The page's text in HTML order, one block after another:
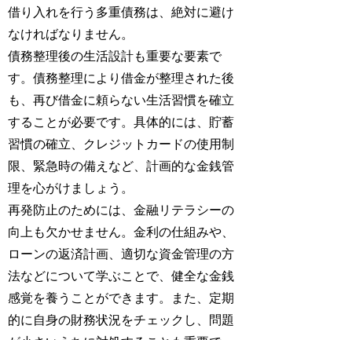
借り入れを行う多重債務は、絶対に避け
なければなりません。
債務整理後の生活設計も重要な要素で
す。債務整理により借金が整理された後
も、再び借金に頼らない生活習慣を確立
することが必要です。具体的には、貯蓄
習慣の確立、クレジットカードの使用制
限、緊急時の備えなど、計画的な金銭管
理を心がけましょう。
再発防止のためには、金融リテラシーの
向上も欠かせません。金利の仕組みや、
ローンの返済計画、適切な資金管理の方
法などについて学ぶことで、健全な金銭
感覚を養うことができます。また、定期
的に自身の財務状況をチェックし、問題